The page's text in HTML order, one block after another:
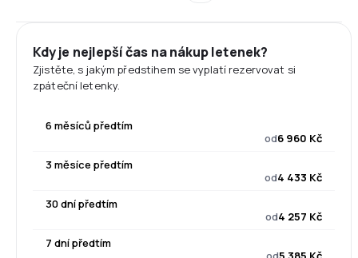
Kdy je nejlepší čas na nákup letenek?
Zjistěte, s jakým předstihem se vyplatí rezervovat si
zpáteční letenky.
6 měsíců předtím
od6 960 Kč
3 měsíce předtím
od4 433 Kč
30 dní předtím
od4 257 Kč
7 dní předtím